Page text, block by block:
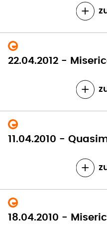
22.04.2012 -
11.04.2010 -
18.04.2010 -